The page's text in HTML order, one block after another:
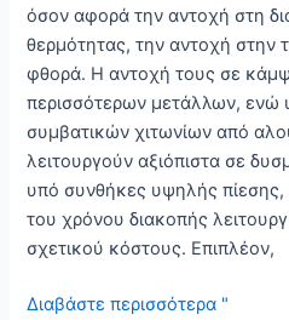
όσον αφορά την αντοχή στη
θερμότητας, την αντοχή στην
φθορά. Η αντοχή τους σε
περισσότερων μετάλλων, ενώ
συμβατικών χιτωνίων από
λειτουργούν αξιόπιστα σε
υπό συνθήκες υψηλής
του χρόνου διακοπής
σχετικού κόστους. Επιπλέον,
Βελτιωμένη
Διαβάστε περισσότερα "